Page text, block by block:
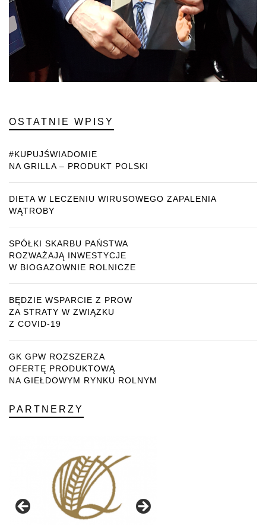
OSTATNIE WPISY
#KUPUJŚWIADOMIE
NA GRILLA – PRODUKT POLSKI
DIETA W LECZENIU WIRUSOWEGO ZAPALENIA
WĄTROBY
SPÓŁKI SKARBU PAŃSTWA
ROZWAŻAJĄ INWESTYCJE
W BIOGAZOWNIE ROLNICZE
BĘDZIE WSPARCIE Z PROW
ZA STRATY W ZWIĄZKU
Z COVID-19
GK GPW ROZSZERZA
OFERTĘ PRODUKTOWĄ
NA GIEŁDOWYM RYNKU ROLNYM
PARTNERZY